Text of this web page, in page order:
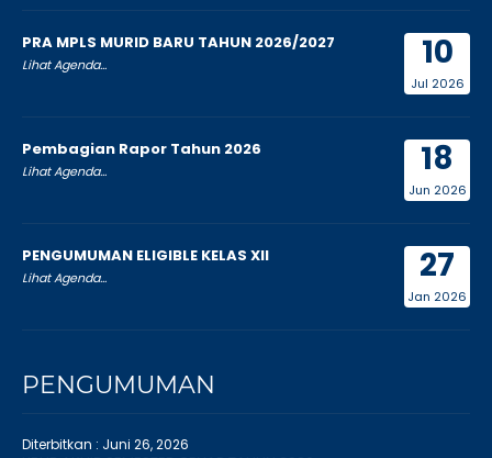
10
Jul 2026
PRA MPLS MURID BARU TAHUN 2026/2027
Lihat Agenda...
18
Jun 2026
Pembagian Rapor Tahun 2026
Lihat Agenda...
27
Jan 2026
PENGUMUMAN ELIGIBLE KELAS XII
Lihat Agenda...
PENGUMUMAN
Diterbitkan : Juni 26, 2026